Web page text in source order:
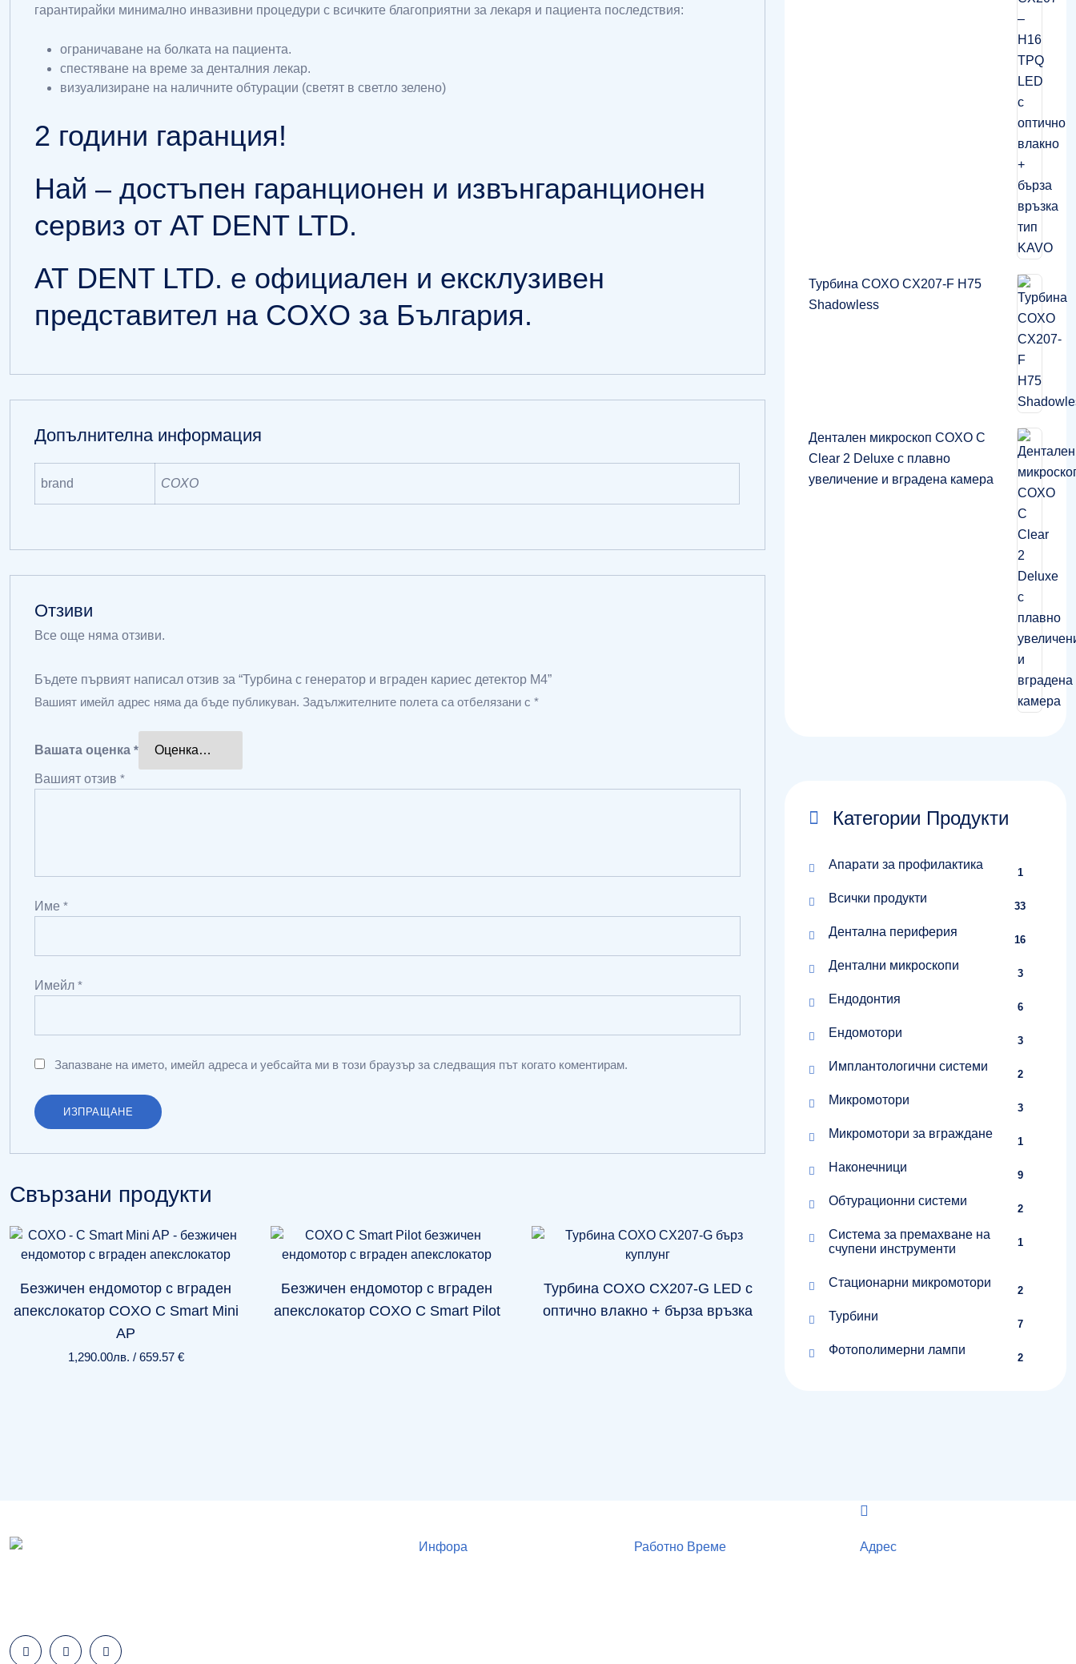
гарантирайки минимално инвазивни процедури с всичките благоприятни за лекаря и пациента последствия:
ограничаване на болката на пациента.
спестяване на време за денталния лекар.
визуализиране на наличните обтурации (светят в светло зелено)
2 години гаранция!
Най – достъпен гаранционен и извънгаранционен
сервиз от AT DENT LTD.
АТ DENT LTD. е официален и ексклузивен
представител на COXO за България.
Допълнителна информация
brand COXO
Отзиви
Все още няма отзиви.
Бъдете първият написал отзив за “Турбина с генератор и вграден кариес детектор М4”
Вашият имейл адрес няма да бъде публикуван. Задължителните полета са отбелязани с *
Вашата оценка *
Вашият отзив *
Име *
Имейл *
Запазване на името, имейл адреса и уебсайта ми в този браузър за следващия път когато коментирам.
Свързани продукти
Безжичен ендомотор с вграден
апекслокатор COXO C Smart Mini
AP
1,290.00лв. / 659.57 €
Безжичен ендомотор с вграден
апекслокатор COXO C Smart Pilot
Турбина COXO CX207-G LED с
оптично влакно + бърза връзка
Турбина COXO CX207-F H75
Shadowless
Дентален микроскоп COXO C
Clear 2 Deluxe с плавно
увеличение и вградена камера
Категории Продукти
Апарати за профилактика
1
Всички продукти
33
Дентална периферия
16
Дентални микроскопи
3
Ендодонтия
6
Ендомотори
3
Имплантологични системи
2
Микромотори
3
Микромотори за вграждане
1
Наконечници
9
Обтурационни системи
2
Система за премахване на
счупени инструменти
1
Стационарни микромотори
2
Турбини
7
Фотополимерни лампи
2
Инфора Работно Време Адрес